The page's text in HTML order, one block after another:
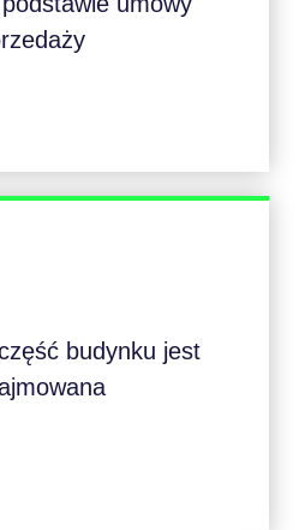
budynku jest